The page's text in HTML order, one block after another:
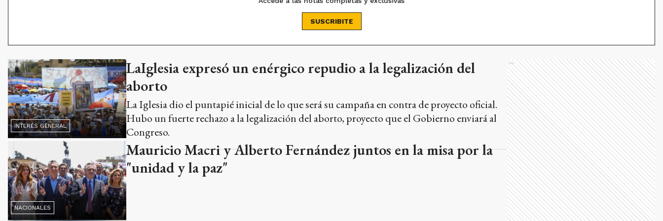
INTERÉS GENERAL
LaIglesia expresó un enérgico repudio a la legalización del
Hubo un fuerte rechazo a la legalización del aborto, proyecto que el Gobierno enviará al
Congreso.
NACIONALES
Mauricio Macri y Alberto Fernández juntos en la misa por la
"unidad y la paz"
Misa de sanación de María Rosa Mística